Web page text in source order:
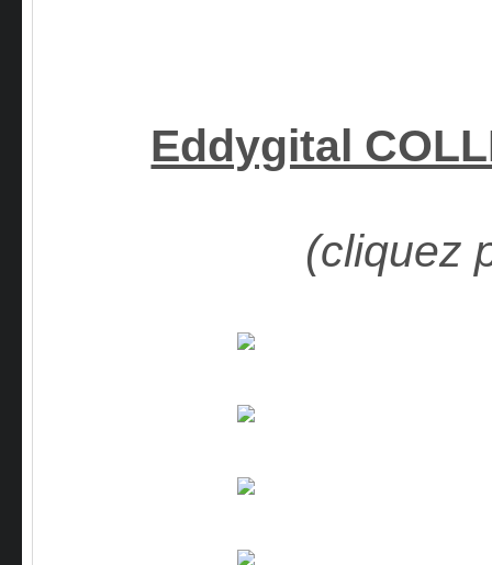
Eddygital
(cliquez